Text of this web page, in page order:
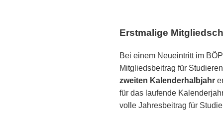
Erstmalige
Bei einem Neueintritt im
Mitgliedsbeitrag für
zweiten Kalenderhalbjahr
für das laufende
volle Jahresbeitrag für